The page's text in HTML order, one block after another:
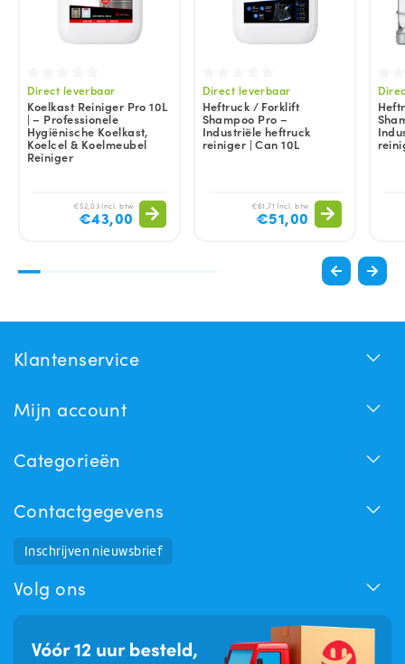
Direct leverbaar
Koelkast Reiniger Pro 10L
| – Professionele
Hygiënische Koelkast,
Koelcel & Koelmeubel
Reiniger
€52,03 Incl. btw
€43,00
Direct leverbaar
Heftruck / Forklift
Shampoo Pro –
Industriële heftruck
reiniger | Can 10L
€61,71 Incl. btw
€51,00
Klantenservice
Mijn account
Categorieën
Contactgegevens
Inschrijven nieuwsbrief
Volg ons